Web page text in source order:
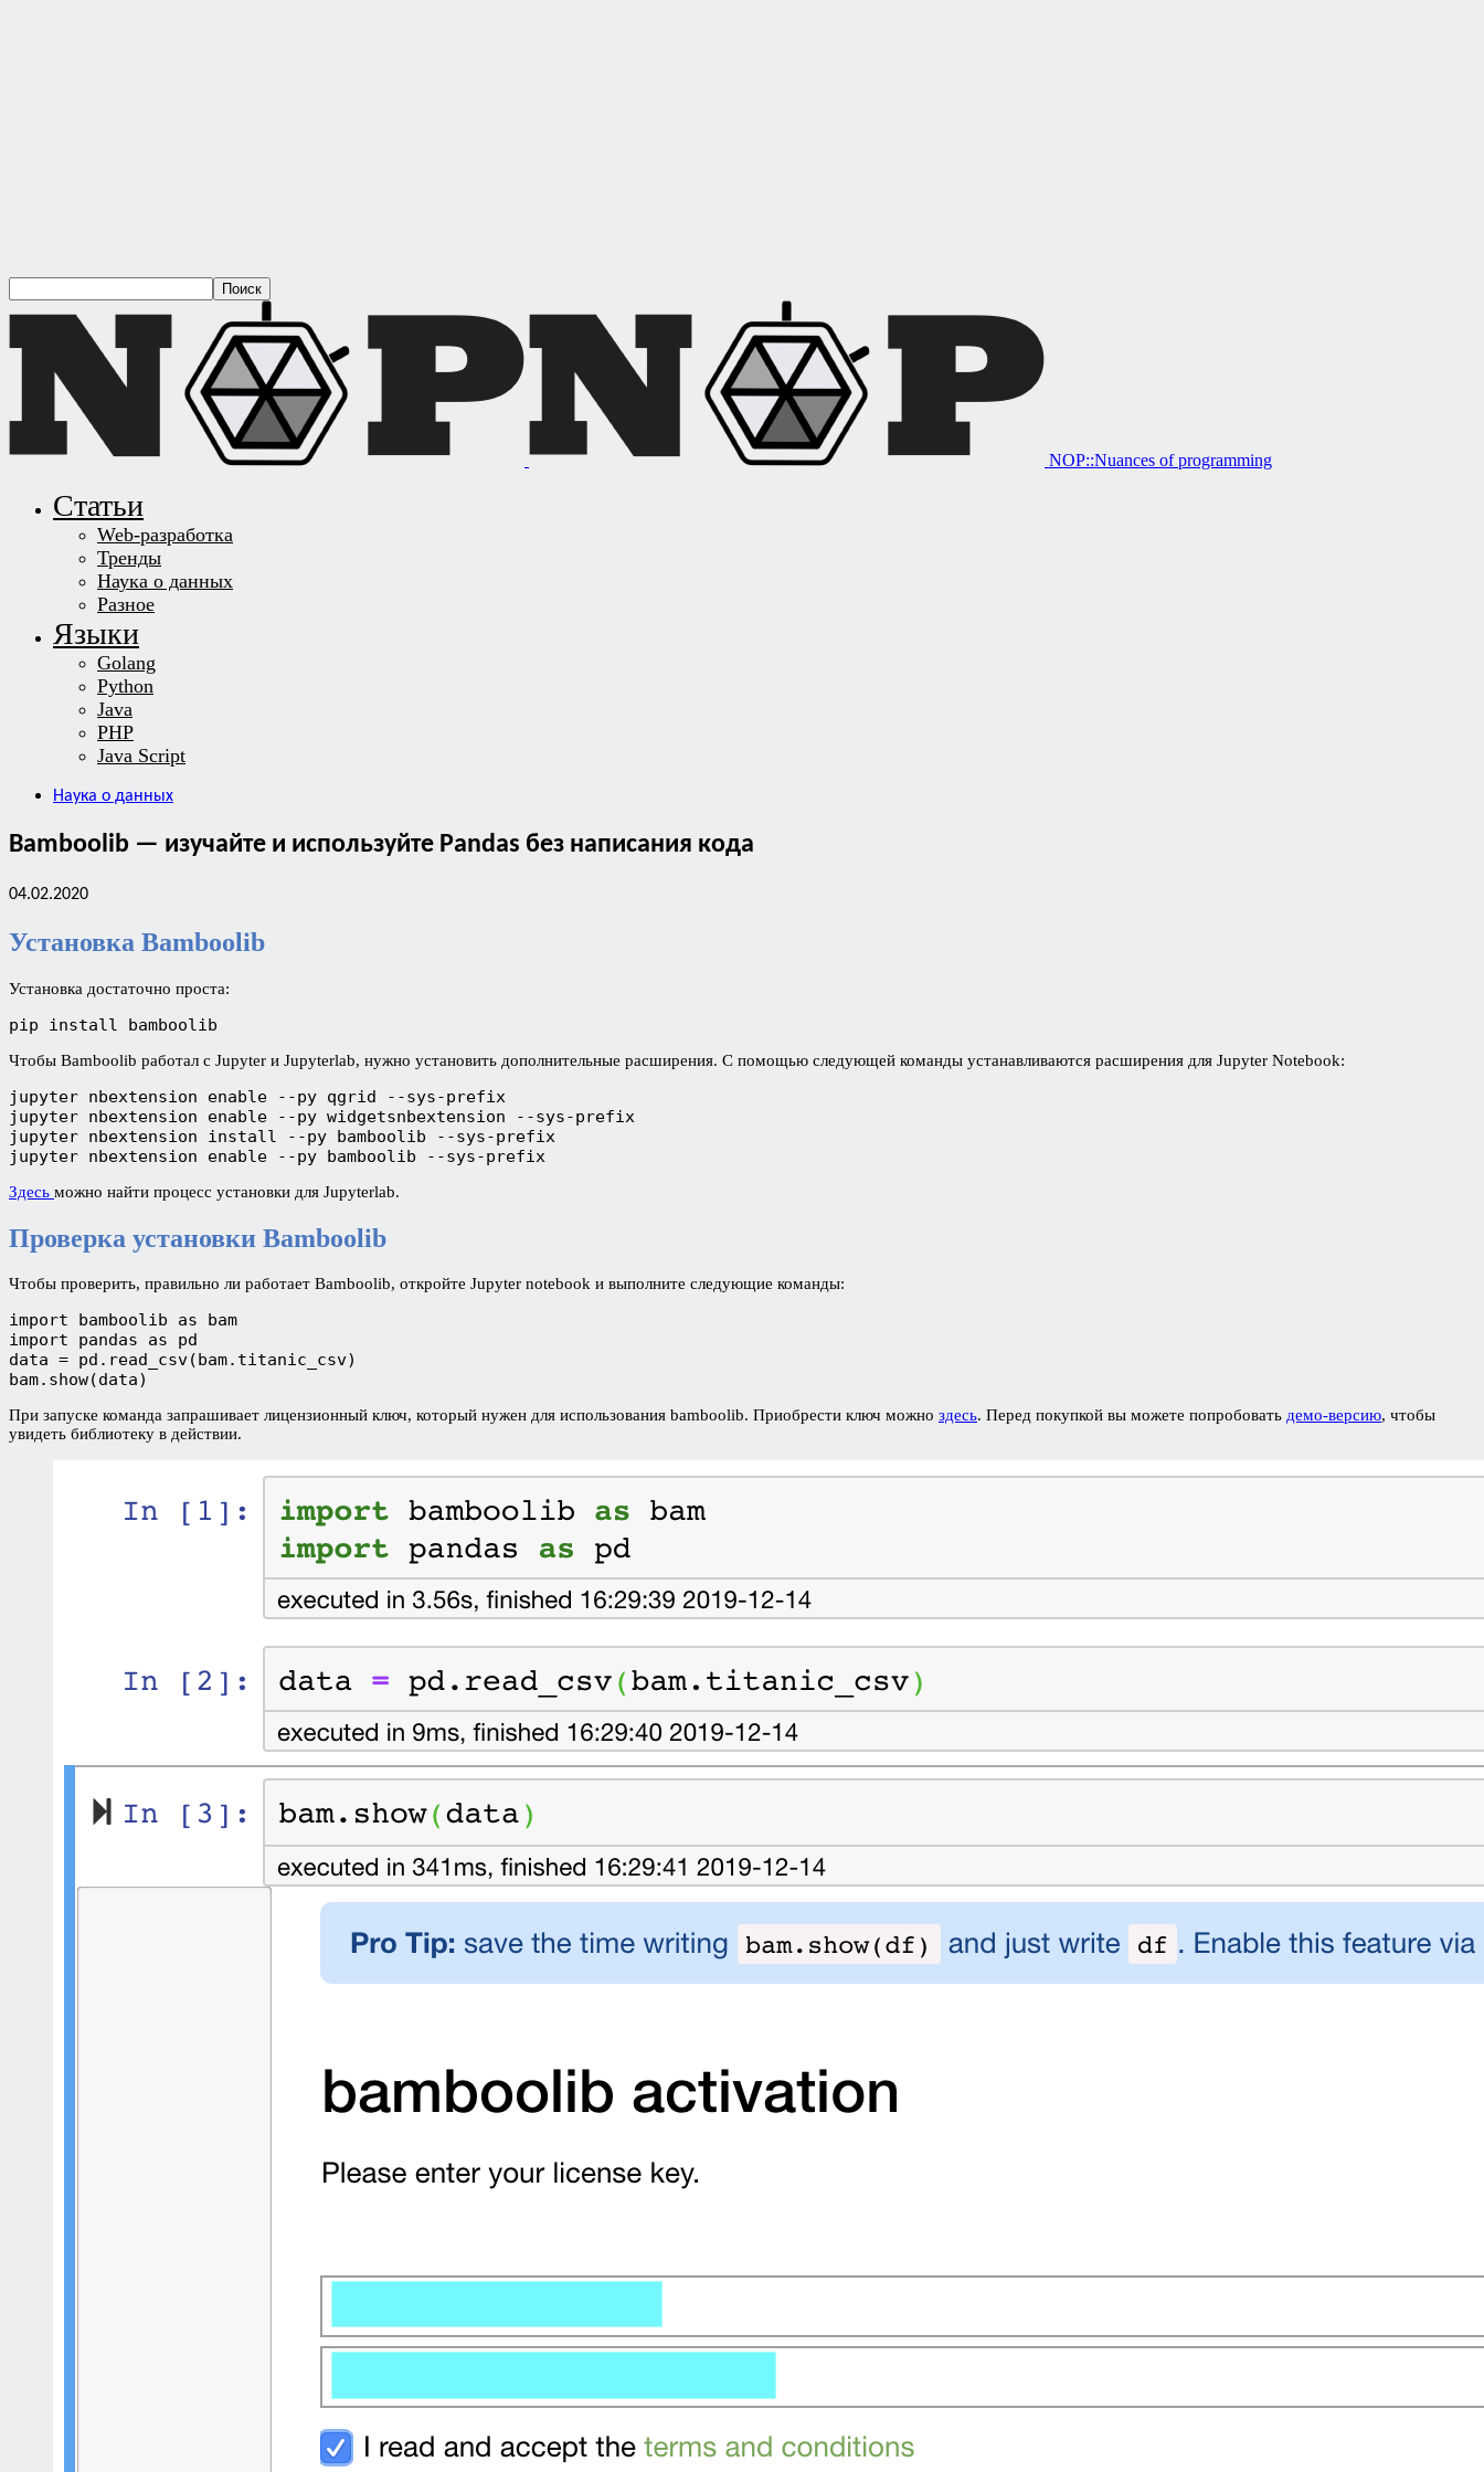
NOP::Nuances of programming
Статьи
Web-разработка
Тренды
Наука о данных
Разное
Языки
Golang
Python
Java
PHP
Java Script
Наука о данных
Bamboolib — изучайте и используйте Pandas без написания кода
04.02.2020
Установка Bamboolib
Установка достаточно проста:
pip install bamboolib
Чтобы Bamboolib работал с Jupyter и Jupyterlab, нужно установить дополнительные расширения. С помощью следующей команды устанавливаются расширения для Jupyter Notebook:
jupyter nbextension enable --py qgrid --sys-prefix
jupyter nbextension enable --py widgetsnbextension --sys-prefix
jupyter nbextension install --py bamboolib --sys-prefix
jupyter nbextension enable --py bamboolib --sys-prefix
Здесь можно найти процесс установки для Jupyterlab.
Проверка установки Bamboolib
Чтобы проверить, правильно ли работает Bamboolib, откройте Jupyter notebook и выполните следующие команды:
import bamboolib as bam
import pandas as pd
data = pd.read_csv(bam.titanic_csv)
bam.show(data)
При запуске команда запрашивает лицензионный ключ, который нужен для использования bamboolib. Приобрести ключ можно здесь. Перед покупкой вы можете попробовать демо-версию, чтобы
увидеть библиотеку в действии.